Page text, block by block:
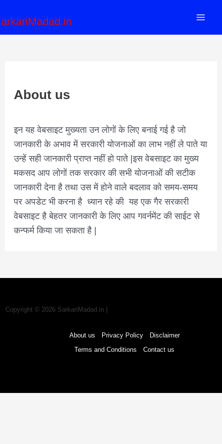
to
content
About us
इन यह वेबसाइट मुख्यता उन लोगों के लिए बनाई गई है जो
जानकारी के अभाव में सरकारी योजनाओं का लाभ नहीं ले पाते या
उन्हें सही जानकारी प्राप्त नहीं हो पाते |इस वेबसाइट का मुख्य
मकसद आप लोगों तक सरकार की सभी योजनाओं की सटीक
जानकारी देना है तथा उस में होने वाले बदलाव को समय-समय
पर अपडेट भी करना है ध्यान रहे की यह एक गैर सरकारी
वेबसाइट है बेहतर जानकारी के लिए आप गवर्नमेंट की साईट से
कन्फर्म किया जा सकता है |
Copyright © 2026 SarkariMadad.in |
About us Privacy Policy
Disclaimer
Terms and Conditions
Contact us